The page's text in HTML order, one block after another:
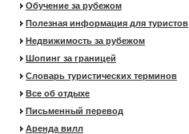
Обучение за рубежом
Полезная информация для туристов
Недвижимость за рубежом
Шопинг за границей
Словарь туристических терминов
Все об отдыхе
Письменный перевод
Аренда вилл